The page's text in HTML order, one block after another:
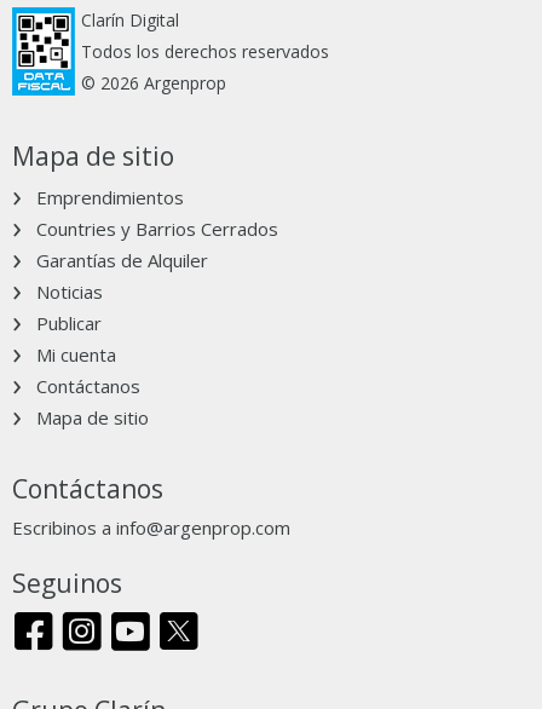
Clarín Digital
Todos los derechos reservados
© 2026 Argenprop
Mapa de sitio
Emprendimientos
Countries y Barrios Cerrados
Garantías de Alquiler
Noticias
Publicar
Mi cuenta
Contáctanos
Mapa de sitio
Contáctanos
Escribinos a info@argenprop.com
Seguinos